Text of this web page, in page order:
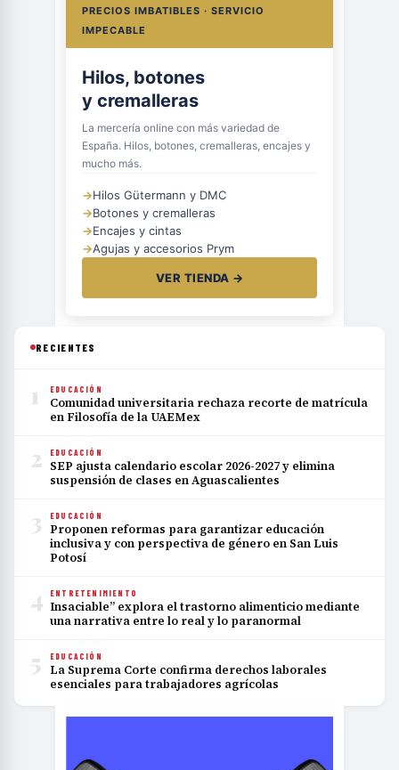
PRECIOS IMBATIBLES · SERVICIO
IMPECABLE
Hilos, botones
y cremalleras
La mercería online con más variedad de
España. Hilos, botones, cremalleras, encajes y
mucho más.
→Hilos Gütermann y DMC
→Botones y cremalleras
→Encajes y cintas
→Agujas y accesorios Prym
VER TIENDA →
RECIENTES
1 EDUCACIÓN
Comunidad universitaria rechaza recorte de matrícula
en Filosofía de la UAEMex
2 EDUCACIÓN
SEP ajusta calendario escolar 2026-2027 y elimina
suspensión de clases en Aguascalientes
3 EDUCACIÓN
Proponen reformas para garantizar educación
inclusiva y con perspectiva de género en San Luis
Potosí
4 ENTRETENIMIENTO
Insaciable” explora el trastorno alimenticio mediante
una narrativa entre lo real y lo paranormal
5 EDUCACIÓN
La Suprema Corte confirma derechos laborales
esenciales para trabajadores agrícolas